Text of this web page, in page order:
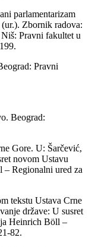
parlamentarizam
Zbornik radova:
Pravni fakultet u
Pravni
Beograd:
Gore. U: Šarčević,
novom Ustavu
Regionalni ured za
tekstu Ustava Crne
države: U susret
Heinrich Böll –
82.